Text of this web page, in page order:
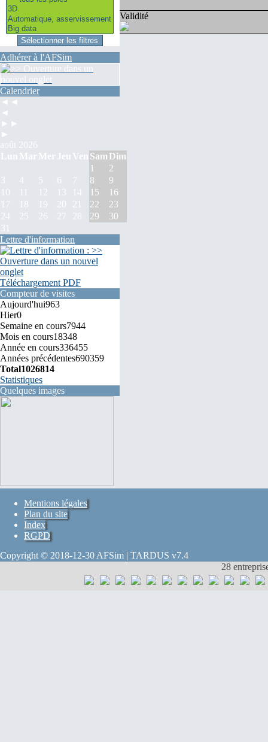
Adhérer à l'AFSim
Calendrier
◄◄
◄
►►
►
août 2026
Lun Mar Mer Jeu Ven Sam Dim
1
2
3
4 5 6 7 8
9
10
11 12 13 14 15
16
17
18 19 20 21 22
23
24
25 26 27 28 29
30
31
Lettre d'information
Téléchargement PDF
Compteur de visites
Aujourd'hui963
Hier0
Semaine en cours7944
Mois en cours18348
Année en cours336455
Années précédentes690359
Total1026814
Statistiques
Quelques images
Validité
Mentions légales
Plan du site
Index
RGPD
Copyright © 2018-12-30 AFSim | TARDUS v7.4
28